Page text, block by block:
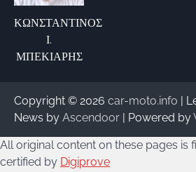
ΚΩΝΣΤΑΝΤΙΝΟΣ
Ι.
ΜΠΕΚΙΑΡΗΣ
Copyright © 2026 car-moto.info |
News by Ascendoor | Powered by
All original content on these pages is
certified by Digiprove